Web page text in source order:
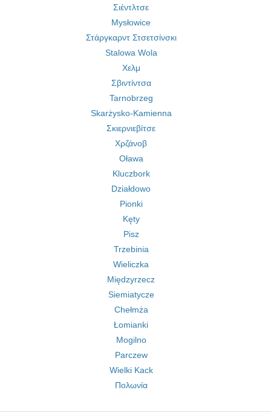
Σιέντλτσε
Mysłowice
Στάργκαρντ Στσετσίνσκι
Stalowa Wola
Χελμ
Σβιντίντσα
Tarnobrzeg
Skarżysko-Kamienna
Σκιερνιεβίτσε
Χρζάνοβ
Oława
Kluczbork
Działdowo
Pionki
Kęty
Pisz
Trzebinia
Wieliczka
Międzyrzecz
Siemiatycze
Chełmża
Łomianki
Mogilno
Parczew
Wielki Kack
Πολωνία